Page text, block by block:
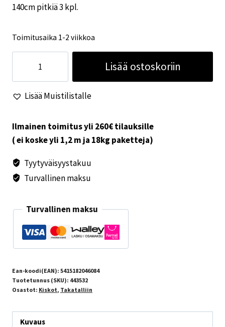
140cm pitkiä 3 kpl.
Toimitusaika 1-2 viikkoa
VeloSlide
pyörätelineelle
140cm
Lisää ostoskoriin
Lisää Muistilistalle
Ilmainen toimitus yli 260€ tilauksille
( ei koske yli 1,2 m ja 18kg paketteja)
Tyytyväisyystakuu
Turvallinen maksu
Turvallinen maksu
Ean-koodi(EAN): 5415182046084
Tuotetunnus (SKU): 443532
Osastot: Kiskot, Takatalliin
Kuvaus